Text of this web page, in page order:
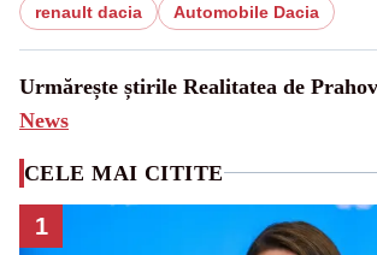
renault dacia Automobile Dacia
Urmărește știrile Realitatea de
News
CELE MAI CITITE
1